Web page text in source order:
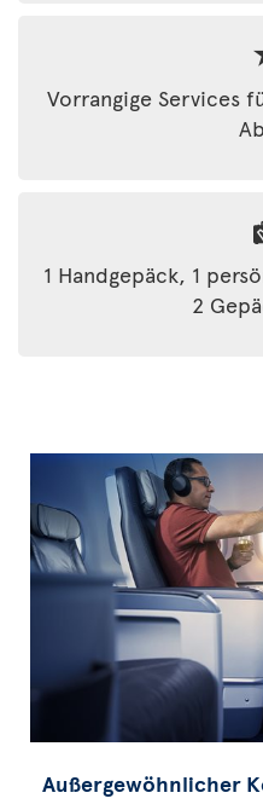
Vorrangige Services
1 Handgepäck, 1
2
Außergewöhnlicher